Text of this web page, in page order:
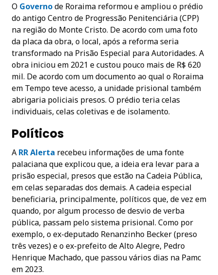
O Governode Roraima reformou e ampliou o prédio
do antigo Centro de Progressão Penitenciária (CPP)
na região do Monte Cristo. De acordo com uma foto
da placa da obra, o local, após a reforma seria
transformado na Prisão Especial para Autoridades. A
obra iniciou em 2021 e custou pouco mais de R$ 620
mil. De acordo com um documento ao qual o Roraima
em Tempo teve acesso, a unidade prisional também
abrigaria policiais presos. O prédio teria celas
individuais, celas coletivas e de isolamento.
Políticos
A RR Alerta recebeu informações de uma fonte
palaciana que explicou que, a ideia era levar para a
prisão especial, presos que estão na Cadeia Pública,
em celas separadas dos demais. A cadeia especial
beneficiaria, principalmente, políticos que, de vez em
quando, por algum processo de desvio de verba
pública, passam pelo sistema prisional. Como por
exemplo, o ex-deputado Renanzinho Becker (preso
três vezes) e o ex-prefeito de Alto Alegre, Pedro
Henrique Machado, que passou vários dias na Pamc
em 2023.